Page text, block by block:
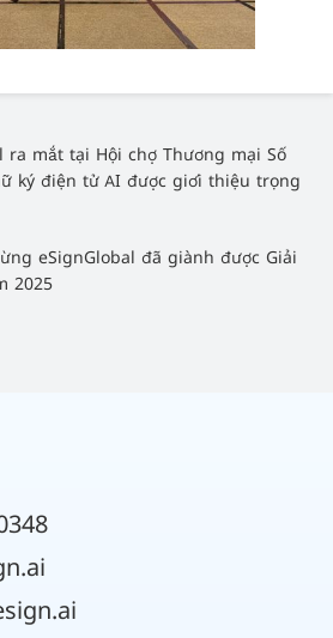
ra mắt tại Hội chợ Thương mại Số
ký điện tử AI được giới thiệu trọng
eSignGlobal đã giành được Giải
2025